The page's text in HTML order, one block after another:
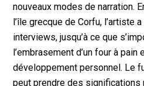
nouveaux modes de narration.
l’île grecque de Corfu, l’artiste
interviews, jusqu’à ce que
l’embrasement d’un four à pain
développement personnel. Le
peut prendre des